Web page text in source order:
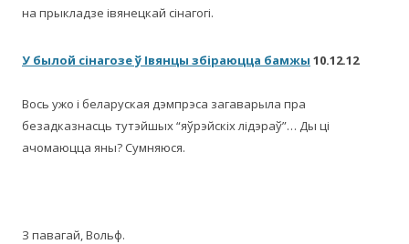
на прыкладзе івянецкай сінагогі.
У былой сінагозе ў Івянцы збіраюцца бамжы 10.12.12
Вось ужо і беларуская дэмпрэса загаварыла пра
безадказнасць тутэйшых “яўрэйскіх лідэраў”… Ды ці
ачомаюцца яны? Сумняюся.
З павагай, Вольф.